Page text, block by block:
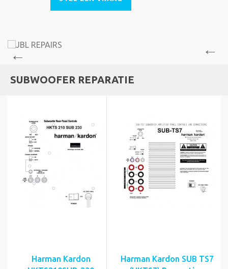
SUBWOOFER REPARATIE
Harman Kardon
Harman Kardon SUB TS7